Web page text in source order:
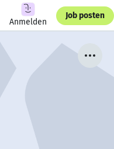
Anmelden
Job posten